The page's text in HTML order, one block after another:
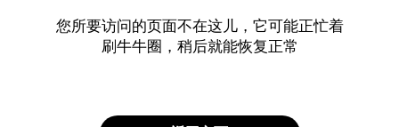
您所要访问的页面不在这儿，它可能正忙着
刷牛牛圈，稍后就能恢复正常